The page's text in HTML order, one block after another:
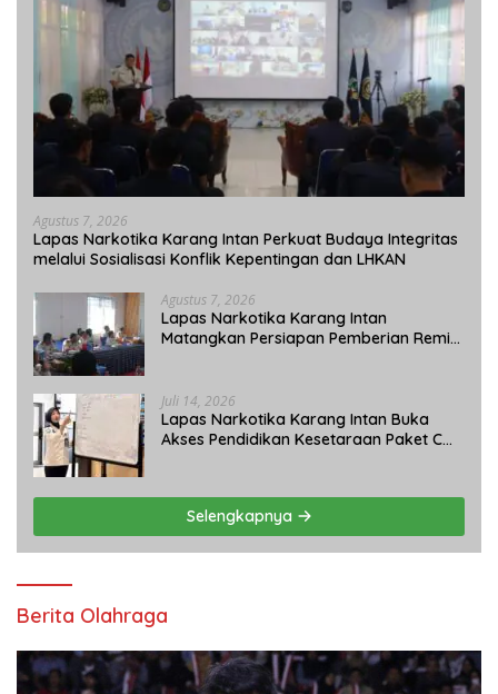
Agustus 7, 2026
Lapas Narkotika Karang Intan Perkuat Budaya Integritas
melalui Sosialisasi Konflik Kepentingan dan LHKAN
Agustus 7, 2026
Lapas Narkotika Karang Intan
Matangkan Persiapan Pemberian Remisi
Juli 14, 2026
Lapas Narkotika Karang Intan Buka
Akses Pendidikan Kesetaraan Paket C
Selengkapnya
Berita Olahraga